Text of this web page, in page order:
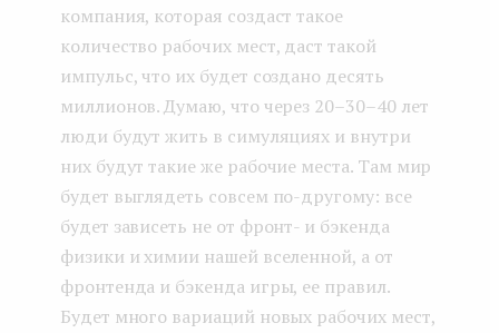
компания, которая создаст такое
количество рабочих мест, даст такой
импульс, что их будет создано десять
миллионов. Думаю, что через 20–30–40 лет
люди будут жить в симуляциях и внутри
них будут такие же рабочие места. Там мир
будет выглядеть совсем по-другому: все
будет зависеть не от фронт- и бэкенда
физики и химии нашей вселенной, а от
фронтенда и бэкенда игры, ее правил.
Будет много вариаций новых рабочих мест,